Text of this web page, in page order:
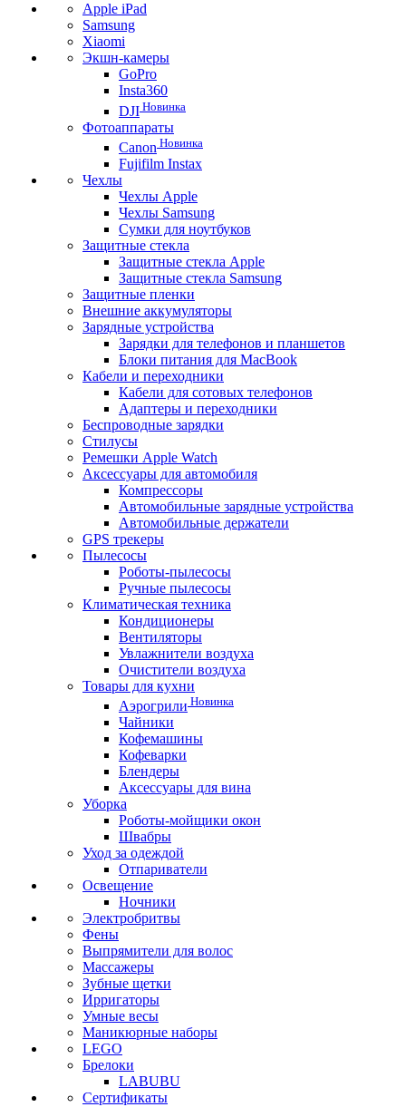
Apple iPad
Samsung
Xiaomi
Экшн-камеры
GoPro
Insta360
DJI Новинка
Фотоаппараты
Canon Новинка
Fujifilm Instax
Чехлы
Чехлы Apple
Чехлы Samsung
Сумки для ноутбуков
Защитные стекла
Защитные стекла Apple
Защитные стекла Samsung
Защитные пленки
Внешние аккумуляторы
Зарядные устройства
Зарядки для телефонов и планшетов
Блоки питания для MacBook
Кабели и переходники
Кабели для сотовых телефонов
Адаптеры и переходники
Беспроводные зарядки
Стилусы
Ремешки Apple Watch
Аксессуары для автомобиля
Компрессоры
Автомобильные зарядные устройства
Автомобильные держатели
GPS трекеры
Пылесосы
Роботы-пылесосы
Ручные пылесосы
Климатическая техника
Кондиционеры
Вентиляторы
Увлажнители воздуха
Очистители воздуха
Товары для кухни
Аэрогрили Новинка
Чайники
Кофемашины
Кофеварки
Блендеры
Аксессуары для вина
Уборка
Роботы-мойщики окон
Швабры
Уход за одеждой
Отпариватели
Освещение
Ночники
Электробритвы
Фены
Выпрямители для волос
Массажеры
Зубные щетки
Ирригаторы
Умные весы
Маникюрные наборы
LEGO
Брелоки
LABUBU
Сертификаты